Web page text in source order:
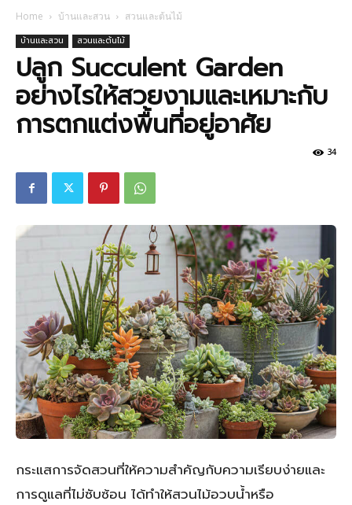
Home บ้านและสวน สวนและต้นไม้
บ้านและสวน สวนและต้นไม้
ปลูก Succulent Garden
อย่างไรให้สวยงามและเหมาะกับ
การตกแต่งพื้นที่อยู่อาศัย
34
กระแสการจัดสวนที่ให้ความสำคัญกับความเรียบง่ายและ
การดูแลที่ไม่ซับซ้อน ได้ทำให้สวนไม้อวบน้ำหรือ